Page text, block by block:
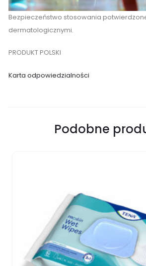
Bezpieczeństwo stosowania
dermatologicznymi.
PRODUKT POLSKI
Karta odpowiedzialności
Podobne